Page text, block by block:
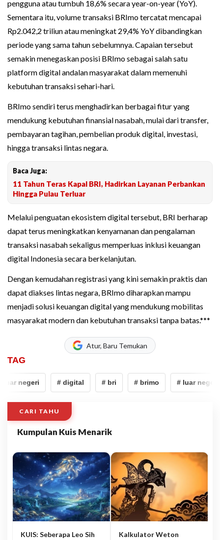
pengguna atau tumbuh 18,6% secara year-on-year (YoY).
Sementara itu, volume transaksi BRImo tercatat mencapai
Rp2.042,2 triliun atau meningkat 29,4% YoY dibandingkan
periode yang sama tahun sebelumnya. Capaian tersebut
semakin menegaskan posisi BRImo sebagai salah satu
platform digital andalan masyarakat dalam memenuhi
kebutuhan transaksi sehari-hari.
BRImo sendiri terus menghadirkan berbagai fitur yang
mendukung kebutuhan finansial nasabah, mulai dari transfer,
pembayaran tagihan, pembelian produk digital, investasi,
hingga transaksi lintas negara.
Baca Juga:
11 Tahun Teras Kapal BRI, Hadirkan Layanan Perbankan
Hingga Pulau Terluar
Melalui penguatan ekosistem digital tersebut, BRI berharap
dapat terus meningkatkan kenyamanan dan pengalaman
transaksi nasabah sekaligus memperluas inklusi keuangan
digital Indonesia secara berkelanjutan.
Dengan kemudahan registrasi yang kini semakin praktis dan
dapat diakses lintas negara, BRImo diharapkan mampu
menjadi solusi keuangan digital yang mendukung mobilitas
masyarakat modern dan kebutuhan transaksi tanpa batas.***
Atur, Baru Temukan
TAG
negeri # digital # bri # brimo # luar negeri
CARI TAHU
Kumpulan Kuis Menarik
KUIS: Seberapa Leo Sih
Kalkulator Weton